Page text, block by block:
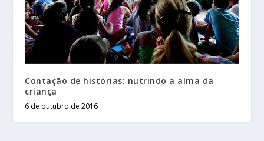
Contação de histórias: nutrindo a alma da
criança
6 de outubro de 2016